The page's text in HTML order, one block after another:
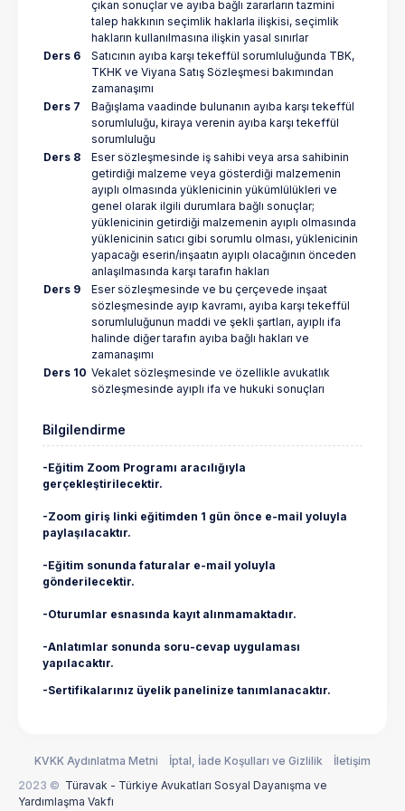
çıkan sonuçlar ve ayıba bağlı zararların tazmini
talep hakkının seçimlik haklarla ilişkisi, seçimlik
hakların kullanılmasına ilişkin yasal sınırlar
Ders 6
Satıcının ayıba karşı tekeffül sorumluluğunda TBK,
TKHK ve Viyana Satış Sözleşmesi bakımından
zamanaşımı
Ders 7
Bağışlama vaadinde bulunanın ayıba karşı tekeffül
sorumluluğu, kiraya verenin ayıba karşı tekeffül
sorumluluğu
Ders 8
Eser sözleşmesinde iş sahibi veya arsa sahibinin
getirdiği malzeme veya gösterdiği malzemenin
ayıplı olmasında yüklenicinin yükümlülükleri ve
genel olarak ilgili durumlara bağlı sonuçlar;
yüklenicinin getirdiği malzemenin ayıplı olmasında
yüklenicinin satıcı gibi sorumlu olması, yüklenicinin
yapacağı eserin/inşaatın ayıplı olacağının önceden
anlaşılmasında karşı tarafın hakları
Ders 9
Eser sözleşmesinde ve bu çerçevede inşaat
sözleşmesinde ayıp kavramı, ayıba karşı tekeffül
sorumluluğunun maddi ve şekli şartları, ayıplı ifa
halinde diğer tarafın ayıba bağlı hakları ve
zamanaşımı
Ders 10 Vekalet sözleşmesinde ve özellikle avukatlık
sözleşmesinde ayıplı ifa ve hukuki sonuçları
Bilgilendirme
-Eğitim Zoom Programı aracılığıyla
gerçekleştirilecektir.
-Zoom giriş linki eğitimden 1 gün önce e-mail yoluyla
paylaşılacaktır.
-Eğitim sonunda faturalar e-mail yoluyla
gönderilecektir.
-Oturumlar esnasında kayıt alınmamaktadır.
-Anlatımlar sonunda soru-cevap uygulaması
yapılacaktır.
-Sertifikalarınız üyelik panelinize tanımlanacaktır.
2023 © Türavak - Türkiye Avukatları Sosyal Dayanışma ve
Yardımlaşma Vakfı
KVKK Aydınlatma Metni İptal, İade Koşulları ve Gizlilik İletişim